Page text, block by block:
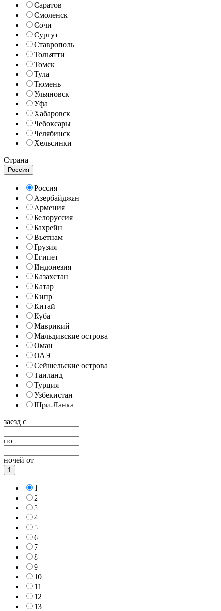
Саратов
Смоленск
Сочи
Сургут
Ставрополь
Тольятти
Томск
Тула
Тюмень
Ульяновск
Уфа
Хабаровск
Чебоксары
Челябинск
Хельсинки
Страна
Россия
Россия
Азербайджан
Армения
Белоруссия
Бахрейн
Вьетнам
Грузия
Египет
Индонезия
Казахстан
Катар
Кипр
Китай
Куба
Маврикий
Мальдивские острова
Оман
ОАЭ
Сейшельские острова
Таиланд
Турция
Узбекистан
Шри-Ланка
заезд с
по
ночей от
1
1
2
3
4
5
6
7
8
9
10
11
12
13